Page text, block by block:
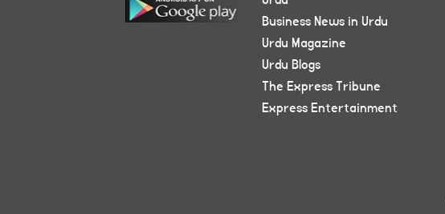
Business News in Urdu
Urdu Magazine
Urdu Blogs
The Express Tribune
Express Entertainment